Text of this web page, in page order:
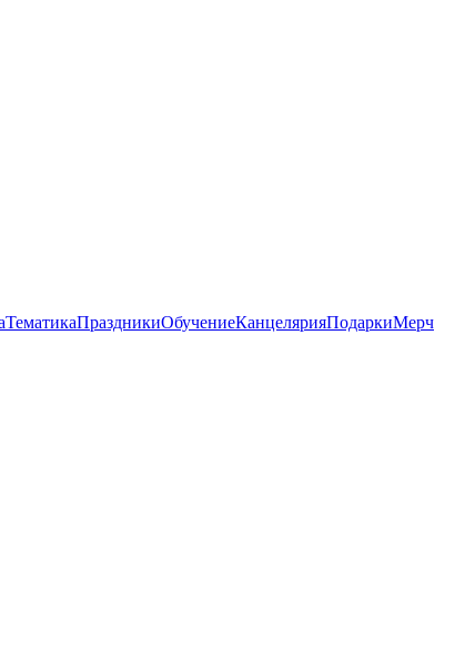
ТематикаПраздникиОбучениеКанцелярияПодаркиМерч